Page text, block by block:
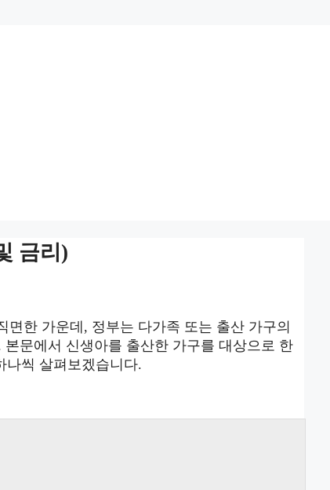
금리)
면한 가운데, 정부는 다가족 또는 출산 가구의
문에서 신생아를 출산한 가구를 대상으로 한
나씩 살펴보겠습니다.